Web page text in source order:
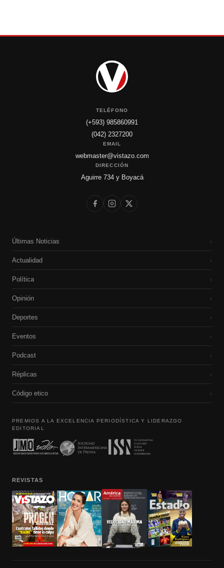
TELÉFONO
(+593) 985860991
(042) 2327200
EMAIL
webmaster@vistazo.com
DIRECCIÓN
Aguirre 734 y Boyacá
Últimas Noticias ›
Actualidad ›
Política ›
Opinión ›
Deportes ›
Eventos ›
Podcast ›
Réplicas ›
Código etico ›
PREMIOS A LA EXCELENCIA PERIODÍSTICA Y LIDERAZGO
EDITORIAL
REVISTAS